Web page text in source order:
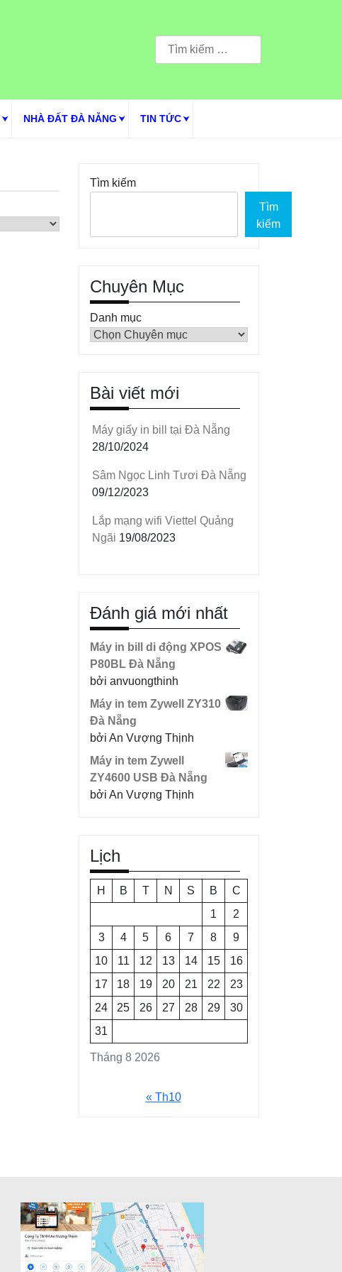
Tìm
kiếm
NHÀ ĐẤT ĐÀ NẴNG TIN TỨC
Tìm kiếm
Tìm
kiếm
Chuyên Mục
Danh mục
Bài viết mới
Máy giấy in bill tại Đà Nẵng
28/10/2024
Sâm Ngọc Linh Tươi Đà Nẵng
09/12/2023
Lắp mạng wifi Viettel Quảng
Ngãi 19/08/2023
Đánh giá mới nhất
Máy in bill di động XPOS
P80BL Đà Nẵng
bởi anvuongthinh
Máy in tem Zywell ZY310
Đà Nẵng
bởi An Vượng Thịnh
Máy in tem Zywell
ZY4600 USB Đà Nẵng
bởi An Vượng Thịnh
Lịch
Tháng 8 2026
H B T N S B
C
1
2
3
4 5 6 7 8
9
10
11 12 13 14 15
16
17
18 19 20 21 22
23
24
25 26 27 28 29
30
31
« Th10